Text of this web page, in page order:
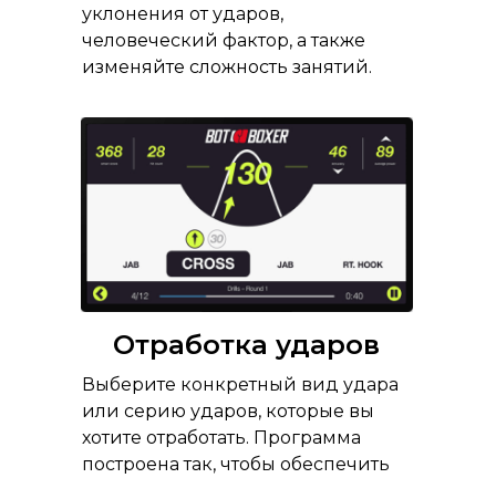
уклонения от ударов,
человеческий фактор, а также
изменяйте сложность занятий.
Отработка ударов
Выберите конкретный вид удара
или серию ударов, которые вы
хотите отработать. Программа
построена так, чтобы обеспечить